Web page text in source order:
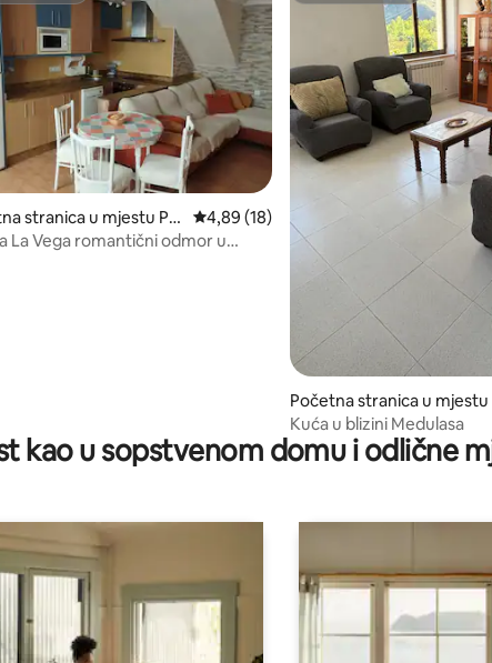
5 od 5, recenzija: 9
stranica u mjestu Par
Río
prosječna ocjena 4,89 od 5, recenzija:
4,89 (18)
La Vega romantični odmor u
Početna stranica u mjestu
nte de Domingo Flórez
Kuća u blizini Medulasa
kao u sopstvenom domu i odlične